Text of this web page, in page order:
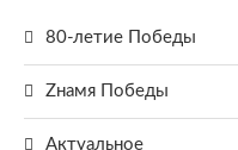
80-летие Победы
Zнамя Победы
Актуальное